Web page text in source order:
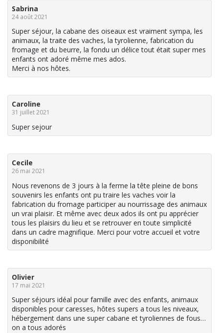
Sabrina
24 août 2021
Super séjour, la cabane des oiseaux est vraiment sympa, les
animaux, la traite des vaches, la tyrolienne, fabrication du
fromage et du beurre, la fondu un délice tout était super mes
enfants ont adoré même mes ados.
Merci à nos hôtes.
Caroline
31 juillet 2021
Super sejour
Cecile
26 mai 2021
Nous revenons de 3 jours à la ferme la tête pleine de bons
souvenirs les enfants ont pu traire les vaches voir la
fabrication du fromage participer au nourrissage des animaux
un vrai plaisir. Et même avec deux ados ils ont pu apprécier
tous les plaisirs du lieu et se retrouver en toute simplicité
dans un cadre magnifique. Merci pour votre accueil et votre
disponibilité
Olivier
17 mai 2021
Super séjours idéal pour famille avec des enfants, animaux
disponibles pour caresses, hôtes supers a tous les niveaux,
hébergement dans une super cabane et tyroliennes de fous…
on a tous adorés